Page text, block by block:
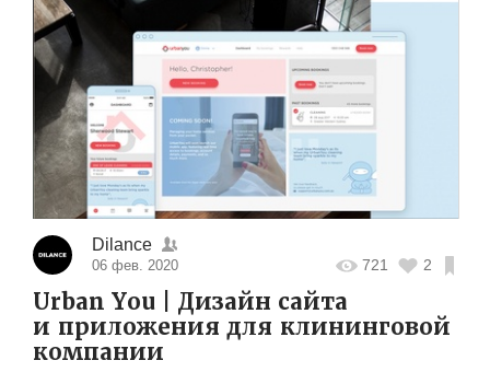
Dilance
06 фев. 2020 721 2
Urban You | Дизайн сайта
и приложения для клининговой
компании